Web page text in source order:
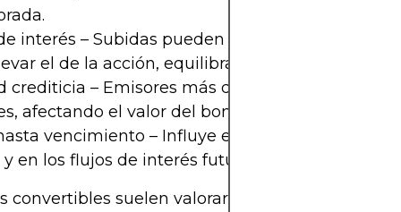
interés – Subidas pueden reducir el precio del
el de la acción, equilibrando el impacto.
crediticia – Emisores más débiles requieren
afectando el valor del bono.
vencimiento – Influye en el valor temporal
en los flujos de interés futuros.
convertibles suelen valorarse usando modelos